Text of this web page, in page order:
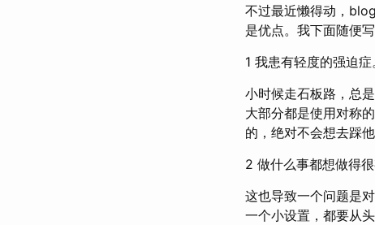
不过最近懒得动，
是优点。我下面随便写
1 我患有轻度的强迫症
小时候走石板路，总
大部分都是使用对称
的，绝对不会想去踩
2 做什么事都想做得很
这也导致一个问题是
一个小设置，都要从